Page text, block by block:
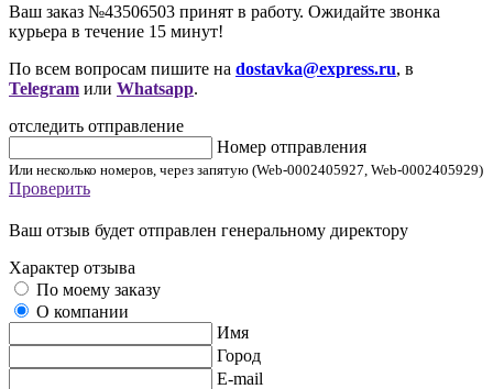
Ваш заказ №43506503 принят в работу. Ожидайте звонка
курьера в течение 15 минут!
По всем вопросам пишите на dostavka@express.ru, в
Telegram или Whatsapp.
отследить отправление
Номер отправления
Или несколько номеров, через запятую (Web-0002405927, Web-0002405929)
Проверить
Ваш отзыв будет отправлен генеральному директору
Характер отзыва
По моему заказу
О компании
Имя
Город
E-mail